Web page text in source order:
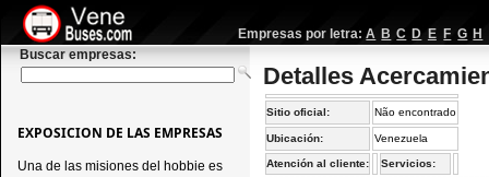
Empresas por letra: A B C D E F G H
Buscar empresas:
Detalles
Sitio oficial: Não encontrado
Ubicación: Venezuela
Atención al cliente: Servicios:
EXPOSICION DE LAS EMPRESAS
Una de las misiones del hobbie es